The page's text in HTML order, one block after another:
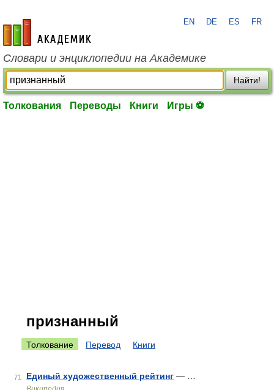
academic.ru
EN DE ES FR
Словари и энциклопедии на Академике
Найти!
Толкования Переводы Книги Игры ⚽
признанный
Толкование Перевод Книги
71 Единый художественный рейтинг — …